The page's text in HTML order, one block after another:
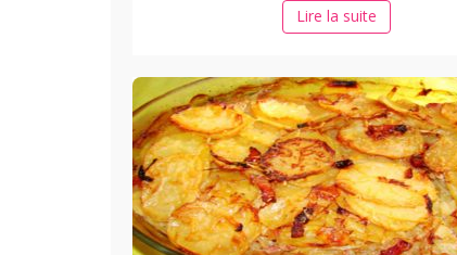
Lire la suite